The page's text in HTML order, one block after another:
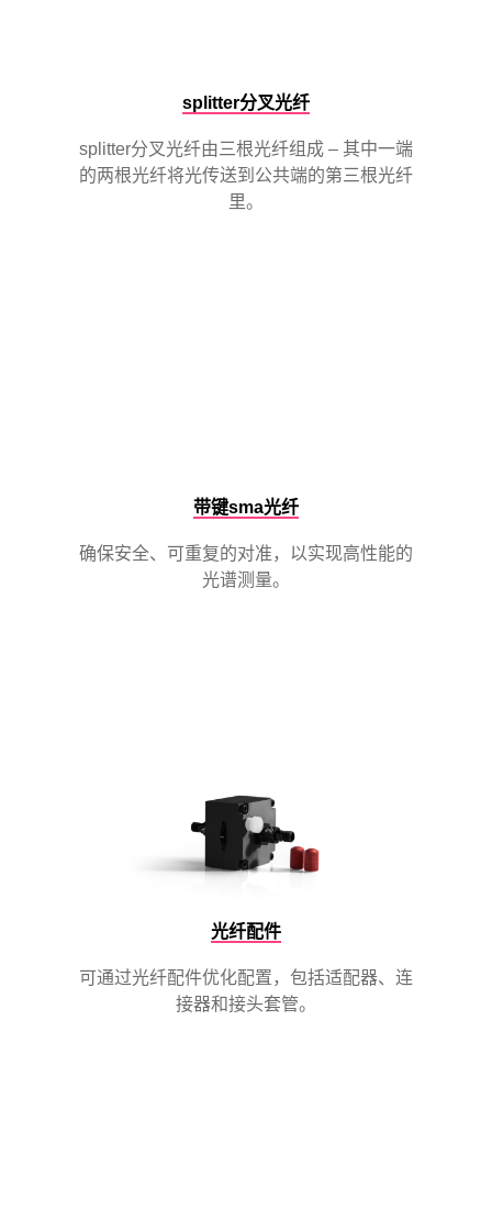
splitter分叉光纤
splitter分叉光纤由三根光纤组成 – 其中一端
的两根光纤将光传送到公共端的第三根光纤
里。
带键sma光纤
确保安全、可重复的对准，以实现高性能的
光谱测量。
光纤配件
可通过光纤配件优化配置，包括适配器、连
接器和接头套管。